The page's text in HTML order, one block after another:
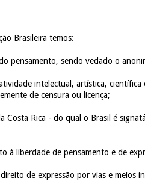
Brasileira temos:
pensamento, sendo vedado o
intelectual, artística, científica
de censura ou licença;
Costa Rica - do qual o Brasil é
à liberdade de pensamento e de
de expressão por vias e meios